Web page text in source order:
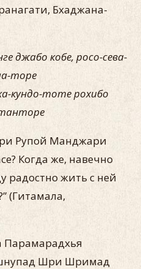
Бхаджана-
джабо кобе, росо-сева-
торе
кундо-тоте рохибо
Рупой Манджари
Когда же, навечно
радостно жить с ней
(Гитамала,
Шри Шримад